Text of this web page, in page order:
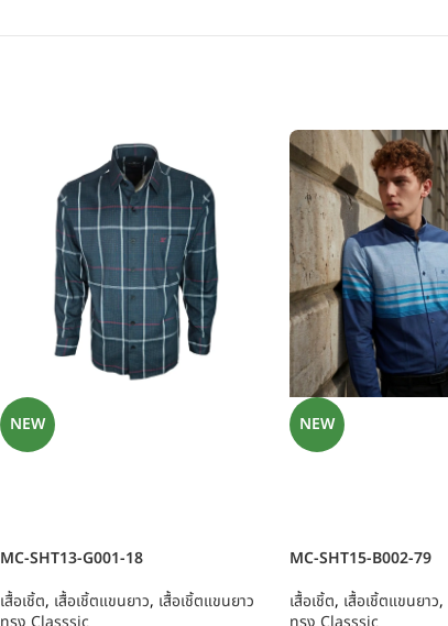
NEW
MC-SHT13-G001-18
เสื้อเชิ้ต, เสื้อเชิ้ตแขนยาว, เสื้อเชิ้ตแขนยาว
NEW
MC-SHT15-B002-79
เสื้อเชิ้ต, เสื้อเชิ้ตแขนยาว,